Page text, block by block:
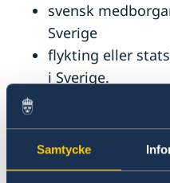
Samtycke
svensk
Sverige
flykting eller
i Sverige.
I vissa fall kan även
medborgare som är
Det gäller även
bosatt i Sverige.